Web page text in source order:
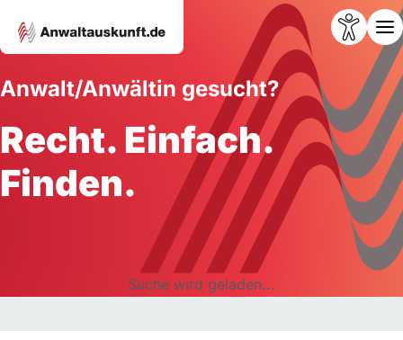
Anwalt/Anwältin gesucht?
Recht. Einfach.
Finden.
Suche wird geladen...